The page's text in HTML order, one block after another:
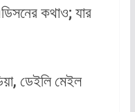
কথাও; যার
ডেইলি মেইল